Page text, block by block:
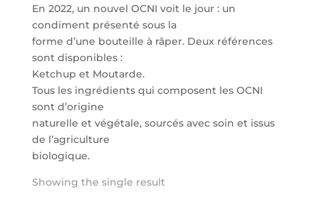
En 2022, un nouvel OCNI voit le jour : un
condiment présenté sous la
forme d’une bouteille à râper. Deux références
sont disponibles :
Ketchup et Moutarde.
Tous les ingrédients qui composent les OCNI
sont d’origine
naturelle et végétale, sourcés avec soin et issus
de l’agriculture
biologique.
Showing the single result